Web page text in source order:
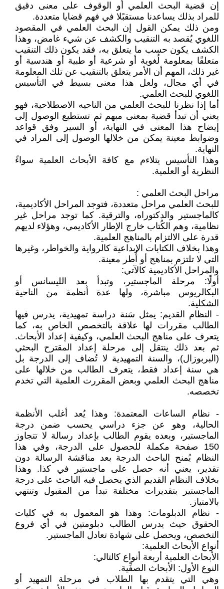
إن قضية البحث العلمي أو الوقوف على معنى دقيق
للمراد بذلك يساعدنا مستقبًلا في فهم قضايا متعددة.
ومن ذلك يمكن القول إن البحث العلمي في المقصود
اللغوي يُقصد به التنقيب والكشف عن شيء غامض، وهذا
الكشف يكون حسب ما يتعلق به، فقد يكون ذلك التنقيب
متعلقًا بمعلومة لُغوية أو شرعية أو طبية أو هندسية أو
غير ذلك، المهم أن الأمر يتعلق بالتنقيب عن تلك المعلومة
في أي مجال، ولعل هذا معنى بسيط في التأسيس
اللغوي للبحث العلمي.
أما إذا نظرنا للبحث العلمي من الناحيه الاصطلاحية، فهو
يعني أن تبدأ قضية بمعنى مبهم ثم تستطيع الوصول إلى
إيضاح هذا المعنى في النهاية، أو السير وفق قواعد
وضوابط معينة يمكن من خلالها الوصول إلى المراد في
النهاية.
وهذا التأسيس يتلاءم مع كافة الأبحاث العلمية سواءً
النظرية أو العلمية.
مراحل البحث العلمي :
للبحث العلمي مراحل متعددة، فتوجد المراحل الأكاديمية،
كالماجستير والدكتوراه، والترقية. كما توجد مراحل غير
نظامية، وهم الكُتاب خارج الإطار الأكاديمي، وهؤلاء لديهم
قدرة على الالتزام بالمناهج العلمية.
وهذا بخلاف الكتابات الإبداعية كالرواية والخواطر، وغيرها
التي لا تلتزم بمناهج أو أُطر معينة.
والمراحل الأكاديمية كالآتي:
أولًا: مرحلة الماجستير، وتبدأ بعد الليسانس أو
البكالريوس مباشرة، ولها عدة أنظمة من الناحية
الشكلية.
- النظام القديم: يمثل سَنة دراسة تمهيدية، يدرس فيها
الطالب مقررات لها علاقة بالتخصص الخاص به، كما
يتعرف على مناهج البحث العلمي، وكيفية إعداد الأبحاث.
ثم بعد ذلك ينتقل إلى مرحلة إعداد المقترح البحثي
(البربوزال)، والسنة التمهيدية لا تُضاف إلى الدرجة بل
هي سنة إعداد فقط، يتعرف الطالب من خلالها على
مناهج البحث العلمي وبعض المقررت العلمية التي تخدم
تخصصه.
- نظام الساعات المعتمدة: وهذا يُعد أغلب الأنظمة
الحالية، وهو عن جزء دراسي يحسب ضمن درجة
الماجستير، وبعده يقوم الطالب بإعداد رسالة لا تتجاوز
150 صفحة مكملة للحصول على الدرجة، وفي هذا
النظام يُمنح الباحث الدرجة بعد مناقشة الرسالة دون
تقدير، يعني أنه حصل على ماجستير في كذا. وهذا
بخلاف النظام القديم الذي يحصل فيه الباحث على درجة
الماجستير بتقديرات مختلفة تبدأ من المقبول وتنتهي
بالامتياز.
- نظام الدبلومات: وهذا هو المعمول به في كليات
الحقوق حيث يدرس الطالب دبلومتين في أي فروع
التخصص، ويحصل على شهادة تعادل الماجستير.
أنواع الأبحاث العلمية:
الأبحاث العلمية أربعة أنواع كالتالي:
النوع الأول: الأبحاث الصفِّية.
وهي التي يتقدم بها الطلاب في مرحلة التمهيد أو